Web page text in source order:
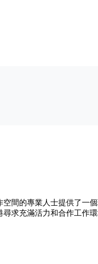
間的專業人士提供了一
求充滿活力和合作工作環